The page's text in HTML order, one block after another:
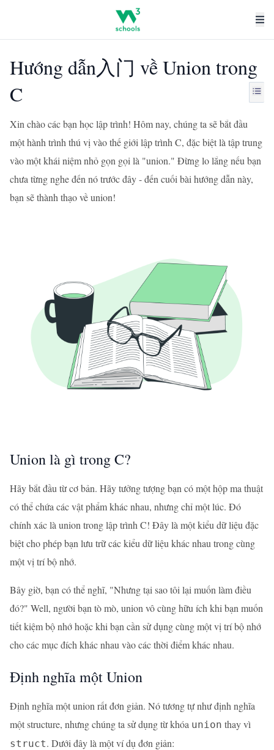
Hướng dẫn入门 về Union trong
C
Xin chào các bạn học lập trình! Hôm nay, chúng ta sẽ bắt đầu
một hành trình thú vị vào thế giới lập trình C, đặc biệt là tập trung
vào một khái niệm nhỏ gọn gọi là "union." Đừng lo lắng nếu bạn
chưa từng nghe đến nó trước đây - đến cuối bài hướng dẫn này,
bạn sẽ thành thạo về union!
Union là gì trong C?
Hãy bắt đầu từ cơ bản. Hãy tưởng tượng bạn có một hộp ma thuật
có thể chứa các vật phẩm khác nhau, nhưng chỉ một lúc. Đó
chính xác là union trong lập trình C! Đây là một kiểu dữ liệu đặc
biệt cho phép bạn lưu trữ các kiểu dữ liệu khác nhau trong cùng
một vị trí bộ nhớ.
Bây giờ, bạn có thể nghĩ, "Nhưng tại sao tôi lại muốn làm điều
đó?" Well, người bạn tò mò, union vô cùng hữu ích khi bạn muốn
tiết kiệm bộ nhớ hoặc khi bạn cần sử dụng cùng một vị trí bộ nhớ
cho các mục đích khác nhau vào các thời điểm khác nhau.
Định nghĩa một Union
Định nghĩa một union rất đơn giản. Nó tương tự như định nghĩa
một structure, nhưng chúng ta sử dụng từ khóa union thay vì
struct. Dưới đây là một ví dụ đơn giản: